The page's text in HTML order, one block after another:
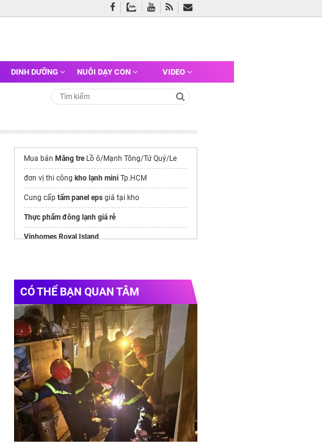
DINH DƯỠNG NUÔI DẠY CON VIDEO
Mua bán Măng treLồ ô/Mạnh Tông/Tứ Quý/Le
đơn vị thi công kho lạnh mini Tp.HCM
Cung cấp tấm panel eps giá tại kho
Thực phẩm đông lạnh giá rẻ
Vinhomes Royal Island
Đầu Tư
CÓ THỂ BẠN QUAN TÂM